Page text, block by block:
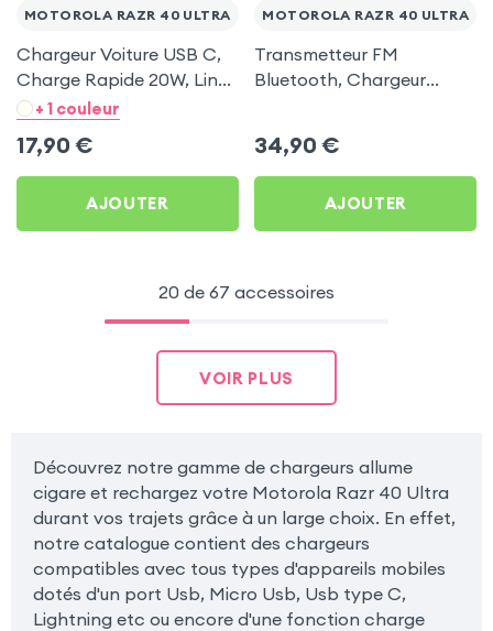
MOTOROLA RAZR 40 ULTRA
Chargeur Voiture USB C,
Charge Rapide 20W, LinQ
- Noir pour Motorola Razr
+ 1 couleur
17,90 €
AJOUTER
MOTOROLA RAZR 40 ULTRA
Transmetteur FM
Bluetooth, Chargeur
34,90 €
AJOUTER
20 de 67 accessoires
VOIR PLUS
Découvrez notre gamme de chargeurs allume
cigare et rechargez votre Motorola Razr 40 Ultra
durant vos trajets grâce à un large choix. En effet,
notre catalogue contient des chargeurs
compatibles avec tous types d'appareils mobiles
dotés d'un port Usb, Micro Usb, Usb type C,
Lightning etc ou encore d'une fonction charge